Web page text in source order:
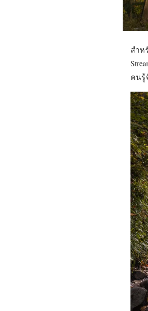
สำห
คนรู้